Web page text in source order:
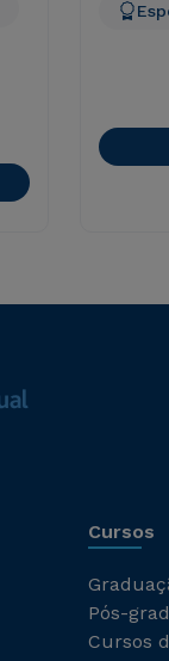
Cursos
Pós-
Cursos